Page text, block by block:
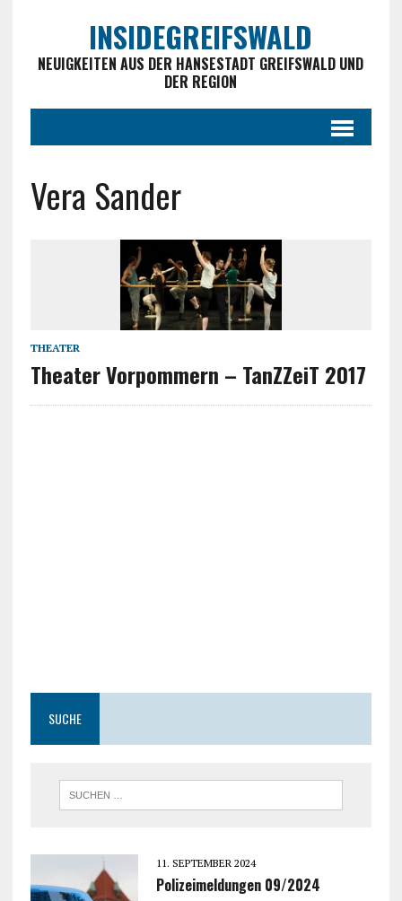
INSIDEGREIFSWALD
NEUIGKEITEN AUS DER HANSESTADT GREIFSWALD UND
DER REGION
Vera Sander
THEATER
Theater Vorpommern – TanZZeiT 2017
SUCHE
11. SEPTEMBER 2024
Polizeimeldungen 09/2024